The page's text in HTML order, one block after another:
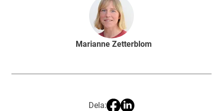
Marianne Zetterblom
Dela: